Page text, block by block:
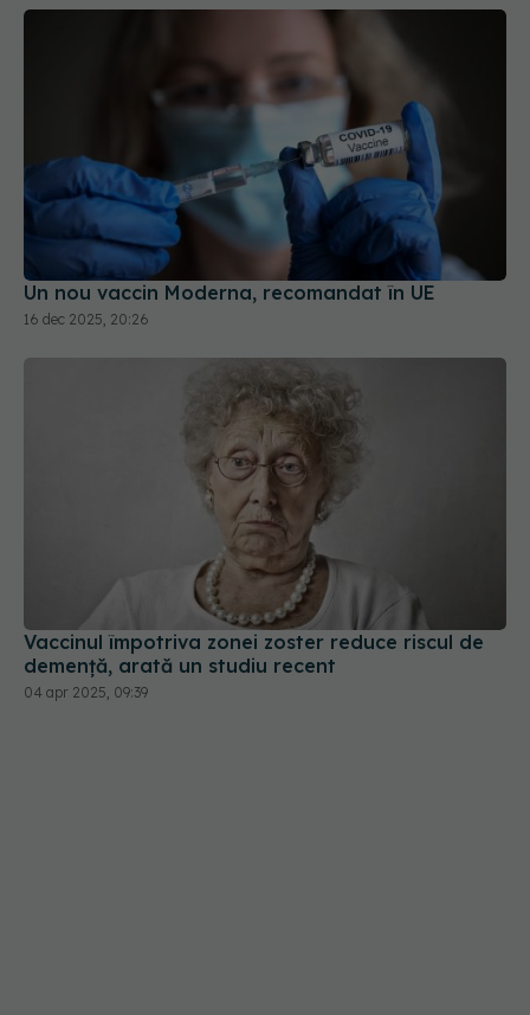
Un nou vaccin Moderna, recomandat în UE
16 dec 2025, 20:26
Vaccinul împotriva zonei zoster reduce riscul de
demență, arată un studiu recent
04 apr 2025, 09:39